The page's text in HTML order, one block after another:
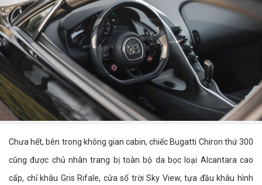
Chưa hết, bên trong không gian cabin, chiếc Bugatti Chiron thứ 300
cũng được chủ nhân trang bị toàn bộ da bọc loại Alcantara cao
cấp, chỉ khâu Gris Rifale, cửa sổ trời Sky View, tựa đầu khâu hình